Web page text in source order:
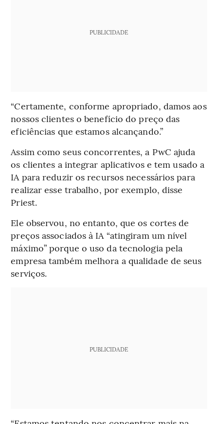
PUBLICIDADE
“Certamente, conforme apropriado, damos aos
nossos clientes o benefício do preço das
eficiências que estamos alcançando.”
Assim como seus concorrentes, a PwC ajuda
os clientes a integrar aplicativos e tem usado a
IA para reduzir os recursos necessários para
realizar esse trabalho, por exemplo, disse
Priest.
Ele observou, no entanto, que os cortes de
preços associados à IA “atingiram um nível
máximo” porque o uso da tecnologia pela
empresa também melhora a qualidade de seus
serviços.
PUBLICIDADE